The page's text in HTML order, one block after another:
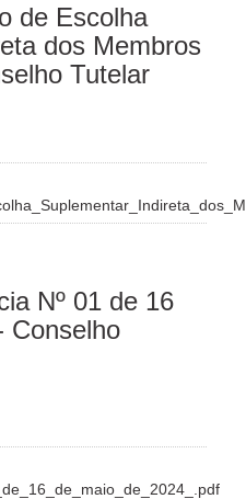
de Escolha
dos Membros
Tutelar
Nº 01 de 16
Conselho